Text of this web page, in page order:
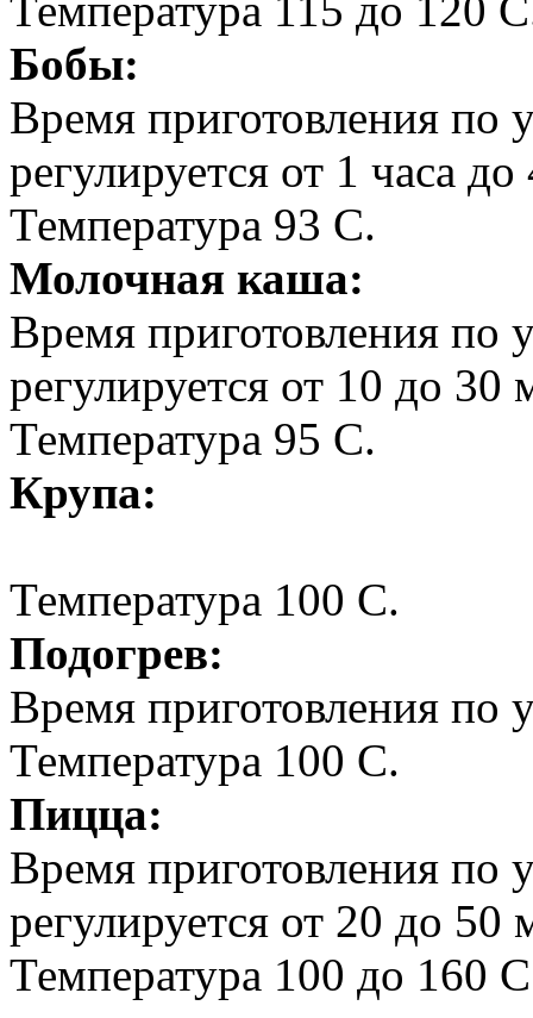
Бобы:
Время приготовления по
регулируется от 1 часа
Температура 93 С.
Молочная каша:
Время приготовления
регулируется от 10 до
Температура 95 С.
Крупа:
Температура 100 С.
Подогрев:
Время приготовления по
Температура 100 С.
Пицца:
Время приготовления
регулируется от 20 до
Температура 100 до 160